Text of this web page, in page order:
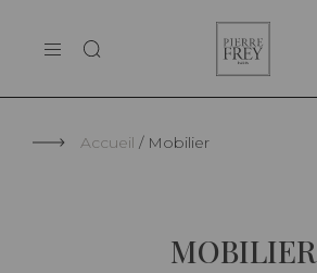
LA MAISON
Frey
Accueil Mobilier
MOBILIER